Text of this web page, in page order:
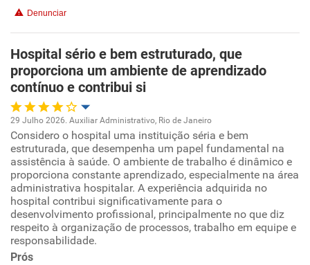
Recomenda a diretoria
Denunciar
Hospital sério e bem estruturado, que
proporciona um ambiente de aprendizado
contínuo e contribui si
Oportunidade de promoção
Ambiente de trabalho
Conciliação com a vida familiar
Benefícios
29 Julho 2026. Auxiliar Administrativo, Rio de Janeiro
Considero o hospital uma instituição séria e bem
estruturada, que desempenha um papel fundamental na
assistência à saúde. O ambiente de trabalho é dinâmico e
proporciona constante aprendizado, especialmente na área
administrativa hospitalar. A experiência adquirida no
hospital contribui significativamente para o
desenvolvimento profissional, principalmente no que diz
respeito à organização de processos, trabalho em equipe e
responsabilidade.
Prós